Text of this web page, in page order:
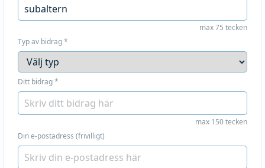
max 75 tecken
Typ av bidrag*
Ditt bidrag*
max 150 tecken
Din e-postadress (frivilligt)